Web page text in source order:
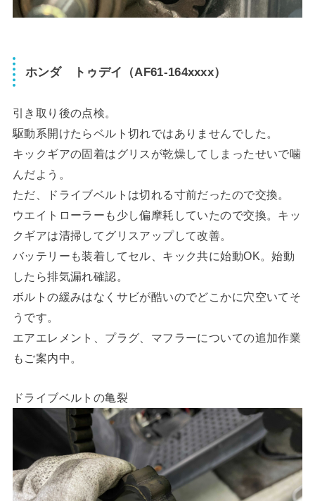
ホンダ トゥデイ（AF61-164xxxx）
引き取り後の点検。
駆動系開けたらベルト切れではありませんでした。
キックギアの固着はグリスが乾燥してしまったせいで噛
んだよう。
ただ、ドライブベルトは切れる寸前だったので交換。
ウエイトローラーも少し偏摩耗していたので交換。キッ
クギアは清掃してグリスアップして改善。
バッテリーも装着してセル、キック共に始動OK。始動
したら排気漏れ確認。
ボルトの緩みはなくサビが酷いのでどこかに穴空いてそ
うです。
エアエレメント、プラグ、マフラーについての追加作業
もご案内中。
ドライブベルトの亀裂